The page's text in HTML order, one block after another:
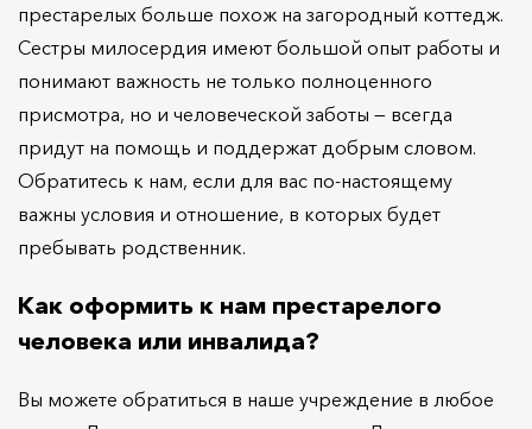
престарелых больше похож на загородный коттедж.
Сестры милосердия имеют большой опыт работы и
понимают важность не только полноценного
присмотра, но и человеческой заботы — всегда
придут на помощь и поддержат добрым словом.
Обратитесь к нам, если для вас по-настоящему
важны условия и отношение, в которых будет
пребывать родственник.
Как оформить к нам престарелого
человека или инвалида?
Вы можете обратиться в наше учреждение в любое